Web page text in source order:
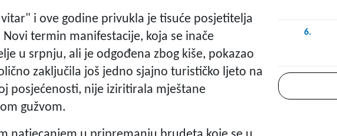
i ove godine privukla je tisuće posjetitelja
termin manifestacije, koja se inače
u srpnju, ali je odgođena zbog kiše, pokazao
zaključila još jedno sjajno turističko ljeto na
posjećenosti, nije iziritirala mještane
gužvom.
6.